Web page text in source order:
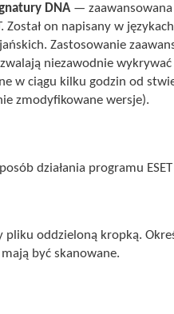
DNA— zaawansowana
Został on napisany w
Zastosowanie
niezawodnie
w ciągu kilku godzin od
zmodyfikowane wersje).
działania programu
pliku oddzieloną kropką.
być skanowane.